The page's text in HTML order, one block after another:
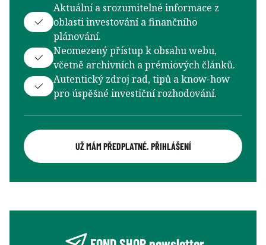
Aktuální a srozumitelné informace z
oblasti investování a finančního
plánování.
Neomezený přístup k obsahu webu,
včetně archivních a prémiových článků.
Autentický zdroj rad, tipů a know-how
pro úspěšné investiční rozhodování.
UŽ MÁM PŘEDPLATNÉ. PŘIHLÁŠENÍ